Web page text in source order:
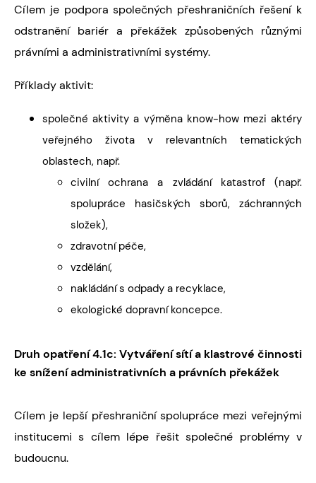
Cílem je podpora společných přeshraničních řešení k
odstranění bariér a překážek způsobených různými
právními a administrativními systémy.
Příklady aktivit:
společné aktivity a výměna know-how mezi aktéry
veřejného života v relevantních tematických
oblastech, např.
civilní ochrana a zvládání katastrof (např.
spolupráce hasičských sborů, záchranných
složek),
zdravotní péče,
vzdělání,
nakládání s odpady a recyklace,
ekologické dopravní koncepce.
Druh opatření 4.1c: Vytváření sítí a klastrové činnosti
ke snížení administrativních a právních překážek
Cílem je lepší přeshraniční spolupráce mezi veřejnými
institucemi s cílem lépe řešit společné problémy v
budoucnu.